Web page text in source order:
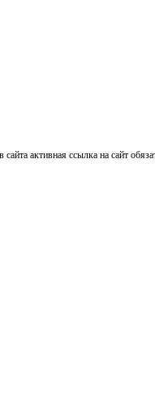
активная ссылка на сайт